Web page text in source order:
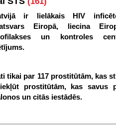
ir lielākais HIV
Eiropā, liecina
un kontroles
tikai par 117 prostitūtām, kas
prostitūtām, kas savus
un citās iestādēs.